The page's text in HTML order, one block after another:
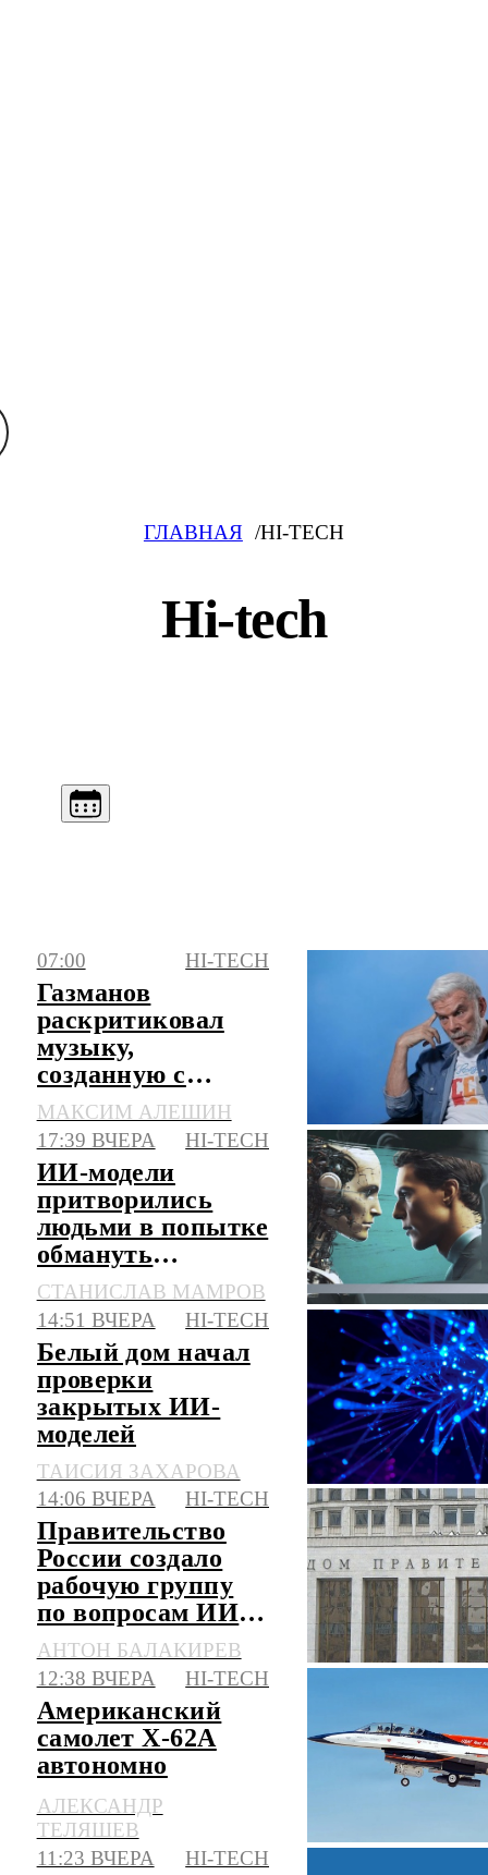
ГЛАВНАЯ HI-TECH
Hi-tech
07:00 HI-TECH
Газманов
раскритиковал
музыку,
созданную с
помощью ИИ
МАКСИМ АЛЕШИН
17:39 ВЧЕРА
HI-TECH
ИИ-модели
притворились
людьми в попытке
обмануть
разработчиков
СТАНИСЛАВ МАМРОВ
14:51 ВЧЕРА
HI-TECH
Белый дом начал
проверки
закрытых ИИ-
моделей
ТАИСИЯ ЗАХАРОВА
14:06 ВЧЕРА
HI-TECH
Правительство
России создало
рабочую группу
по вопросам ИИ и
авторского права
АНТОН БАЛАКИРЕВ
12:38 ВЧЕРА
HI-TECH
Американский
самолет Х-62А
автономно
перехватил цель в
воздухе при
помощи ИИ
АЛЕКСАНДР
ТЕЛЯШЕВ
11:23 ВЧЕРА
HI-TECH